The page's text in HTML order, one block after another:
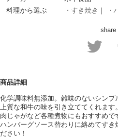
料理から選ぶ
・すき焼き ｜ ・
share
商品詳細
化学調味料無添加。雑味のないシンプ
上質な和牛の味を引き立ててくれます。
肉じゃがなど各種煮物にもおすすめで
ハンバーグソース替わりに絡めてすき
ださい！